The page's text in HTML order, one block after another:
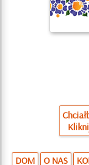
DOM O NAS